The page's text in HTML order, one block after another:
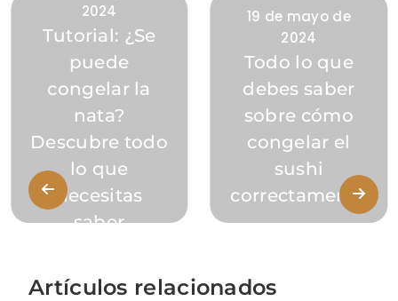
2024
Tutorial: ¿Se
puede
congelar la
nata?
Descubre todo
lo que
necesitas
saber
19 de mayo de
2024
Todo lo que
debes saber
sobre cómo
congelar el
sushi
correctamente
Artículos relacionados